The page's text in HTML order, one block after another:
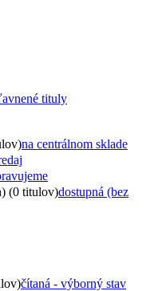
tituly
na centrálnom sklade
(0 titulov)dostupná (bez
čítaná - výborný stav